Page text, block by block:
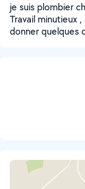
je suis plombier
Travail minutieux
donner quelques